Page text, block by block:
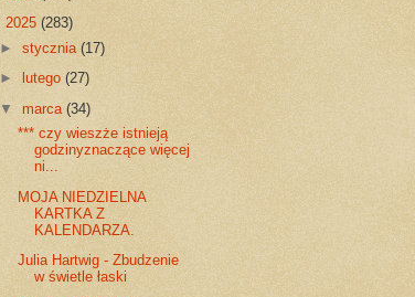
2025 (283)
►stycznia(17)
►
lutego(27)
▼marca(34)
*** czy wieszże istnieją
godzinyznaczące więcej
ni...
MOJA NIEDZIELNA
KARTKA Z
KALENDARZA.
Julia Hartwig - Zbudzenie
w świetle łaski